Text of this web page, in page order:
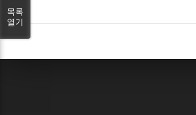
목록
열기